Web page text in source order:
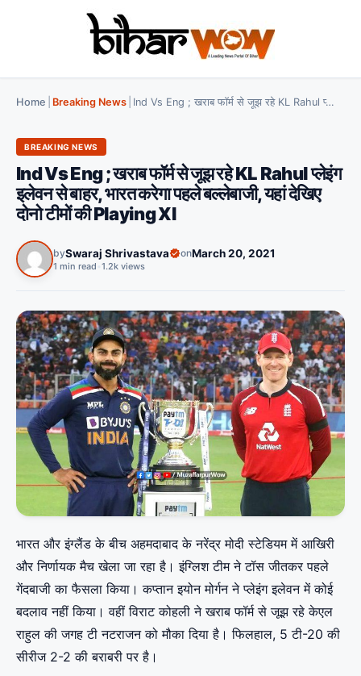
Home Breaking News Ind Vs Eng ; खराब फॉर्म से जूझ रहे KL Rahul प्लेइंग इलेवन से बाहर, भारत करेगा पहले बल्लेबाजी, यहां देखिए दोनो टीमों की Playing XI
BREAKING NEWS
Ind Vs Eng ; खराब फॉर्म से जूझ रहे KL Rahul प्लेइंग
इलेवन से बाहर, भारत करेगा पहले बल्लेबाजी, यहां देखिए
दोनो टीमों की Playing XI
bySwaraj Shrivastava onMarch 20, 2021
1 min read 1.2k views
भारत और इंग्लैंड के बीच अहमदाबाद के नरेंद्र मोदी स्टेडियम में आखिरी
और निर्णायक मैच खेला जा रहा है। इंग्लिश टीम ने टॉस जीतकर पहले
गेंदबाजी का फैसला किया। कप्तान इयोन मोर्गन ने प्लेइंग इलेवन में कोई
बदलाव नहीं किया। वहीं विराट कोहली ने खराब फॉर्म से जूझ रहे केएल
राहुल की जगह टी नटराजन को मौका दिया है। फिलहाल, 5 टी-20 की
सीरीज 2-2 की बराबरी पर है।